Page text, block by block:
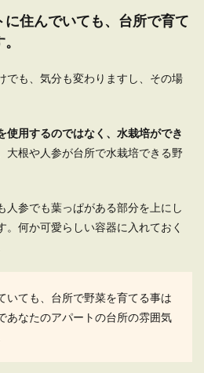
住んでいても、台所で育て
でも、気分も変わりますし、その場
使用するのではなく、水栽培ができ
大根や人参が台所で水栽培できる野
人参でも葉っぱがある部分を上にし
。何か可愛らしい容器に入れておく
いても、台所で野菜を育てる事は
あなたのアパートの台所の雰囲気